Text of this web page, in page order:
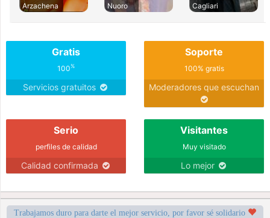
Arzachena
Nuoro
Cagliari
Gratis
100%
Servicios gratuitos
Soporte
100% gratis
Moderadores que escuchan
Serio
perfiles de calidad
Calidad confirmada
Visitantes
Muy visitado
Lo mejor
Trabajamos duro para darte el mejor servicio, por favor sé solidario